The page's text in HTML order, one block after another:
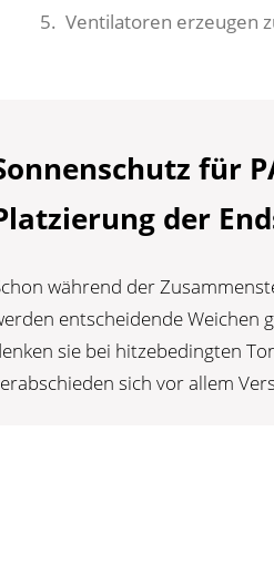
Ventilatoren erzeugen
für
der
während der
entscheidende Weichen
sie bei hitzebedingten
sich vor allem